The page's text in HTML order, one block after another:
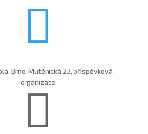

Brno, Mutěnická 23, příspěvková
organizace
